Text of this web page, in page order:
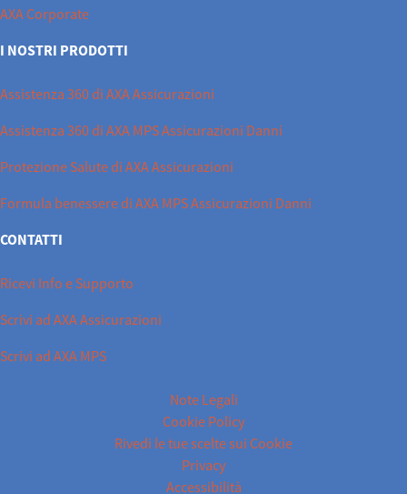
AXA Corporate
I NOSTRI PRODOTTI
Assistenza 360 di AXA Assicurazioni
Assistenza 360 di AXA MPS Assicurazioni Danni
Protezione Salute di AXA Assicurazioni
Formula benessere di AXA MPS Assicurazioni Danni
CONTATTI
Ricevi Info e Supporto
Scrivi ad AXA Assicurazioni
Scrivi ad AXA MPS
Note Legali
Cookie Policy
Rivedi le tue scelte sui Cookie
Privacy
Accessibilità